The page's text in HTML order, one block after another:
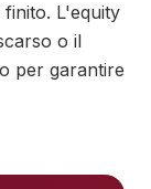
L'equity
o il
per garantire